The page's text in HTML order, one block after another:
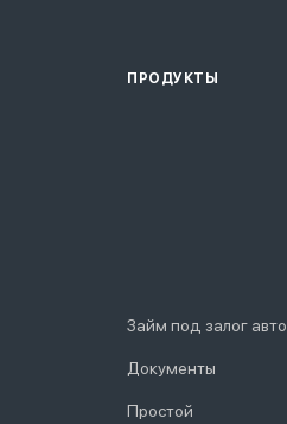
ПРОДУКТЫ
Займ под залог авто
Документы
Простой